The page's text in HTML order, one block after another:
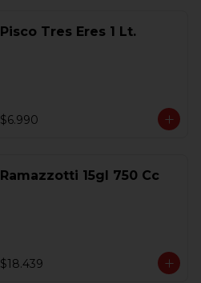
Pisco Tres Eres 1 Lt.
$6.990
Ramazzotti 15gl 750 Cc
$18.439